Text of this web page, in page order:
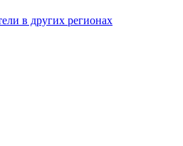
в других регионах